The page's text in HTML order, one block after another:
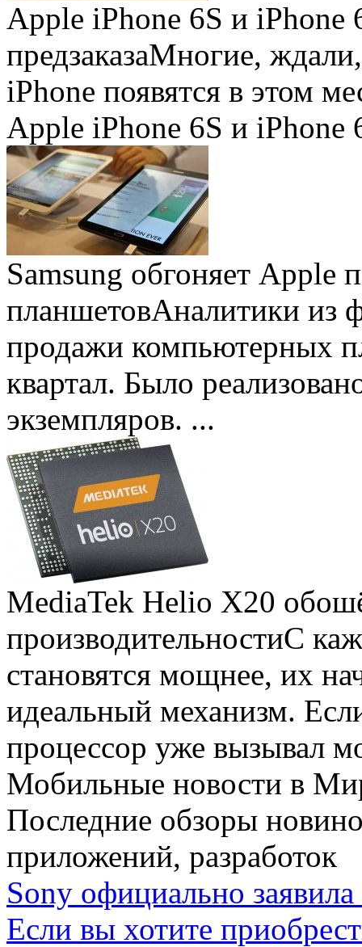
Apple iPhone 6S и iPhone
предзаказаМногие, ждали,
iPhone появятся в этом
Apple iPhone 6S и iPhone
Samsung обгоняет Apple
планшетовАналитики из
продажи компьютерных
квартал. Было
экземпляров. ...
MediaTek Helio X20
производительностиС
становятся мощнее, их
идеальный механизм.
процессор уже вызывал
Мобильные новости в
Последние обзоры
приложений, разработок
Sony официально
Если вы хотите